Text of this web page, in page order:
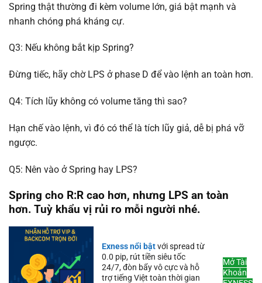
Spring thật thường đi kèm volume lớn, giá bật mạnh và
nhanh chóng phá kháng cự.
Q3: Nếu không bắt kịp Spring?
Đừng tiếc, hãy chờ LPS ở phase D để vào lệnh an toàn hơn.
Q4: Tích lũy không có volume tăng thì sao?
Hạn chế vào lệnh, vì đó có thể là tích lũy giả, dễ bị phá vỡ
ngược.
Q5: Nên vào ở Spring hay LPS?
Spring cho R:R cao hơn, nhưng LPS an toàn
hơn. Tuỳ khẩu vị rủi ro mỗi người nhé.
Exness nổi bậtvới spread từ
0.0 pip, rút tiền siêu tốc
24/7, đòn bẩy vô cực và hỗ
trợ tiếng Việt toàn thời gian
Mở Tài
Khoản